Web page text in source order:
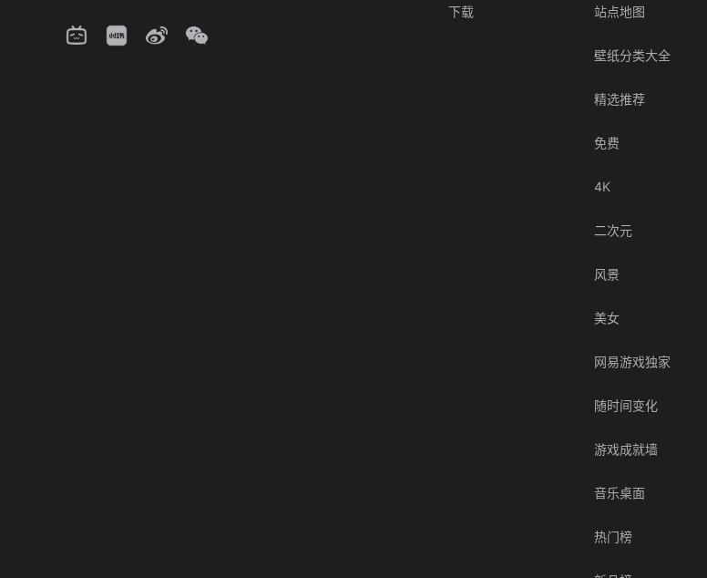
下载 站点地图
壁纸分类大全
精选推荐
免费
4K
二次元
风景
美女
网易游戏独家
随时间变化
游戏成就墙
音乐桌面
热门榜